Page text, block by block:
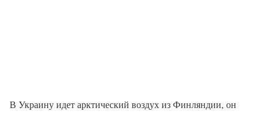
В Украину идет арктический воздух из Финляндии, он